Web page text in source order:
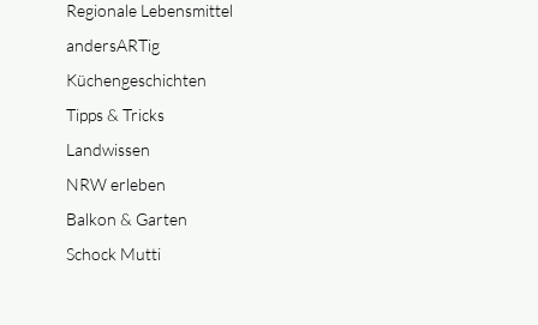
Regionale Lebensmittel
andersARTig
Küchengeschichten
Tipps & Tricks
Landwissen
NRW erleben
Balkon & Garten
Schock Mutti